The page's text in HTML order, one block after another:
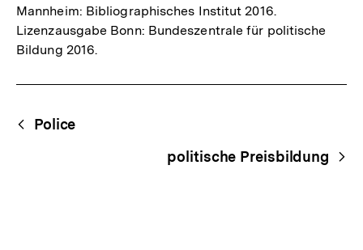
Mannheim: Bibliographisches Institut 2016.
Lizenzausgabe Bonn: Bundeszentrale für politische
Bildung 2016.
Begriffsnavigation
Content-
Navigation
Police
politische Preisbildung